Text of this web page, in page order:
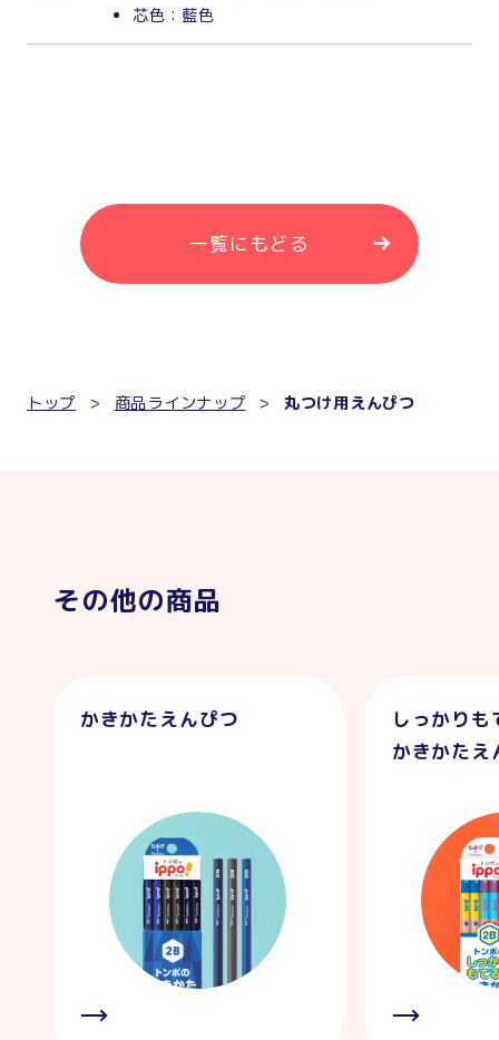
芯色：藍色
一覧にもどる
トップ 商品ラインナップ 丸つけ用えんぴつ
その他の商品
かきかたえんぴつ
しっかりも
かきかたえ